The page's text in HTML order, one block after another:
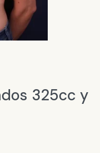
325cc y